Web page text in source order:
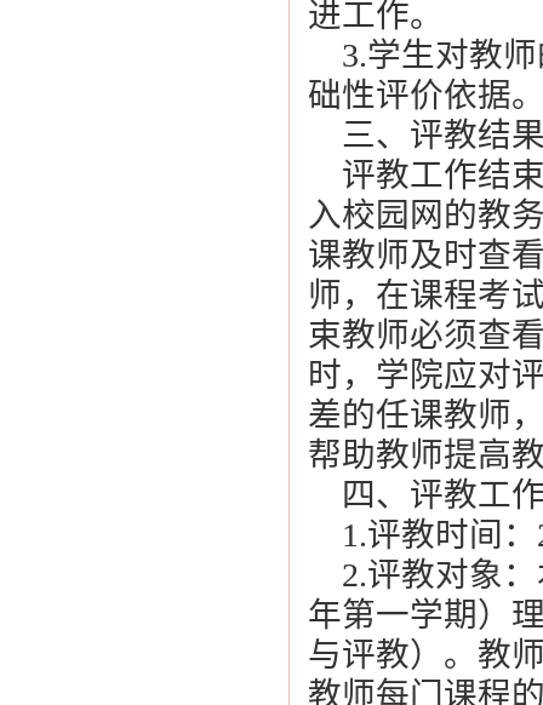
进工作。
3.学生对教师
础性评价依据
三、评教结
评教工作结
入校园网的教
课教师及时查
师，在课程考
束教师必须查
时，学院应对
差的任课教师
帮助教师提高
四、评教工
1.评教时间：
2.评教对象：
年第一学期）
与评教）。教
教师每门课程